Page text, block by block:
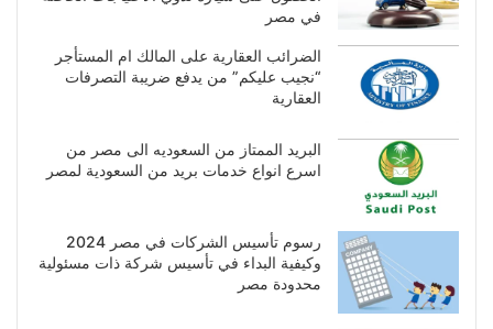
في مصر
الضرائب العقارية على المالك ام المستأجر
“نجيب عليكم” من يدفع ضريبة التصرفات
العقارية
البريد الممتاز من السعوديه الى مصر من
اسرع انواع خدمات بريد من السعودية لمصر
رسوم تأسيس الشركات في مصر 2024
وكيفية البداء في تأسيس شركة ذات مسئولية
محدودة مصر